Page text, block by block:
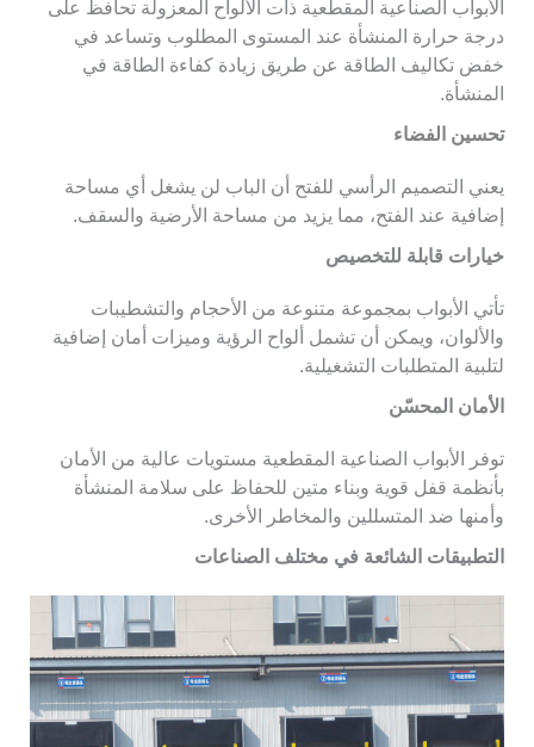
الأبواب الصناعية المقطعية ذات الألواح المعزولة تحافظ على
درجة حرارة المنشأة عند المستوى المطلوب وتساعد في
خفض تكاليف الطاقة عن طريق زيادة كفاءة الطاقة في
المنشأة.
تحسين الفضاء
يعني التصميم الرأسي للفتح أن الباب لن يشغل أي مساحة
إضافية عند الفتح، مما يزيد من مساحة الأرضية والسقف.
خيارات قابلة للتخصيص
تأتي الأبواب بمجموعة متنوعة من الأحجام والتشطيبات
والألوان، ويمكن أن تشمل ألواح الرؤية وميزات أمان إضافية
لتلبية المتطلبات التشغيلية.
الأمان المحسّن
توفر الأبواب الصناعية المقطعية مستويات عالية من الأمان
بأنظمة قفل قوية وبناء متين للحفاظ على سلامة المنشأة
وأمنها ضد المتسللين والمخاطر الأخرى.
التطبيقات الشائعة في مختلف الصناعات